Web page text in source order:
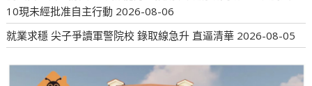
10現未經批准自主行動 2026-08-06
就業求穩 尖子爭讀軍警院校 錄取線急升 直逼清華 2026-08-05